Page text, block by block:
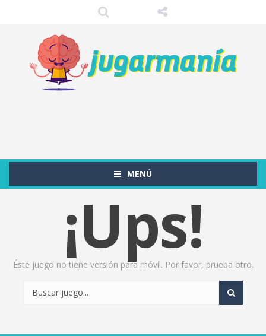
MENÚ
¡Ups!
Éste juego no tiene versión para móvil. Por favor, prueba otro.